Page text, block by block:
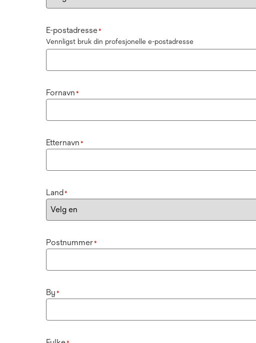
E-postadresse*
Vennligst bruk din profesjonelle e-postadresse
Fornavn *
Etternavn *
Land*
Postnummer*
By *